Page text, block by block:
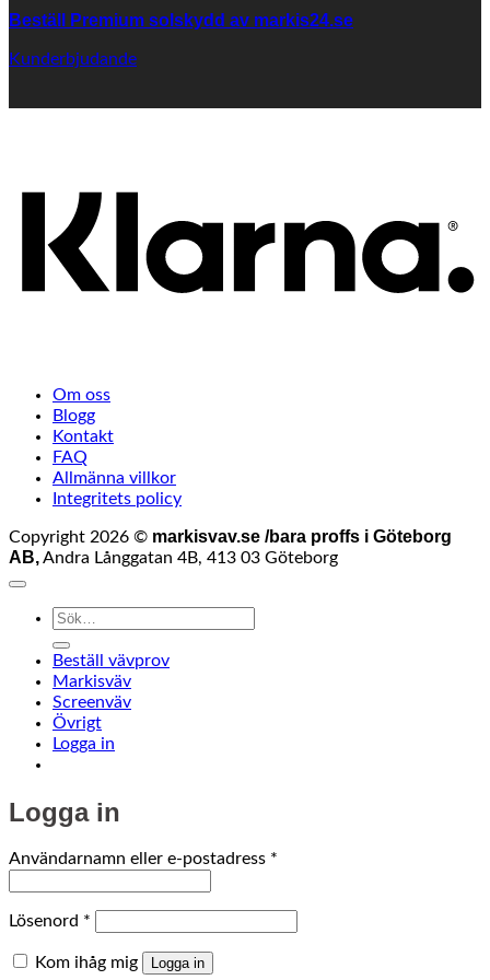
Beställ Premium solskydd av markis24.se
Kunderbjudande
Om oss
Blogg
Kontakt
FAQ
Allmänna villkor
Integritets policy
Copyright 2026 © markisvav.se /bara proffs i Göteborg
AB,Andra Långgatan 4B, 413 03 Göteborg
Sök
Beställ vävprov
Markisväv
Screenväv
Övrigt
Logga in
Logga in
Användarnamn eller e-postadress *
Lösenord *
Kom ihåg mig Logga in